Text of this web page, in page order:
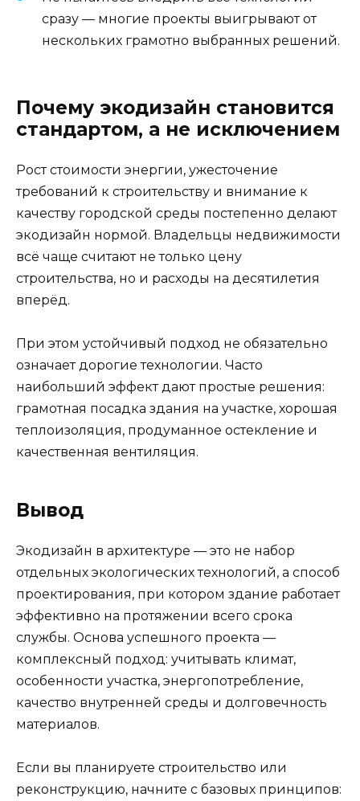
сразу — многие проекты выигрывают от
нескольких грамотно выбранных решений.
Почему экодизайн становится
стандартом, а не исключением
Рост стоимости энергии, ужесточение
требований к строительству и внимание к
качеству городской среды постепенно делают
экодизайн нормой. Владельцы недвижимости
всё чаще считают не только цену
строительства, но и расходы на десятилетия
вперёд.
При этом устойчивый подход не обязательно
означает дорогие технологии. Часто
наибольший эффект дают простые решения:
грамотная посадка здания на участке, хорошая
теплоизоляция, продуманное остекление и
качественная вентиляция.
Вывод
Экодизайн в архитектуре — это не набор
отдельных экологических технологий, а способ
проектирования, при котором здание работает
эффективно на протяжении всего срока
службы. Основа успешного проекта —
комплексный подход: учитывать климат,
особенности участка, энергопотребление,
качество внутренней среды и долговечность
материалов.
Если вы планируете строительство или
реконструкцию, начните с базовых принципов: